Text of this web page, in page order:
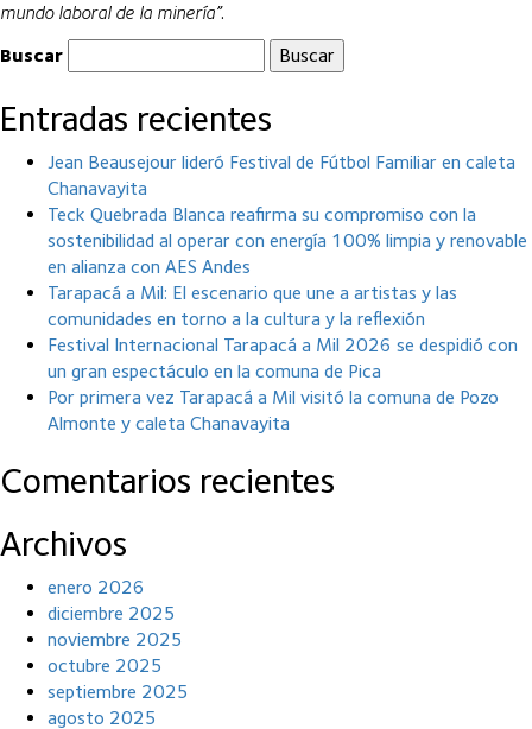
mundo laboral de la minería”.
Buscar
Entradas recientes
Jean Beausejour lideró Festival de Fútbol Familiar en caleta
Chanavayita
Teck Quebrada Blanca reafirma su compromiso con la
sostenibilidad al operar con energía 100% limpia y renovable
en alianza con AES Andes
Tarapacá a Mil: El escenario que une a artistas y las
comunidades en torno a la cultura y la reflexión
Festival Internacional Tarapacá a Mil 2026 se despidió con
un gran espectáculo en la comuna de Pica
Por primera vez Tarapacá a Mil visitó la comuna de Pozo
Almonte y caleta Chanavayita
Comentarios recientes
Archivos
enero 2026
diciembre 2025
noviembre 2025
octubre 2025
septiembre 2025
agosto 2025